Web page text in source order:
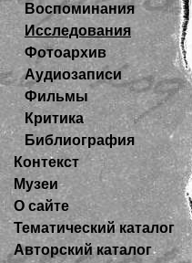
Воспоминания
Исследования
Фотоархив
Аудиозаписи
Фильмы
Критика
Библиография
Контекст
Музеи
О сайте
Тематический каталог
Авторский каталог